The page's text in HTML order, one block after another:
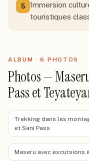
5
Immersion
touristiques
ALBUM ·6 PHOTOS
Photos —
Pass et
Trekking dans les
et Sani Pass
Maseru avec excursions